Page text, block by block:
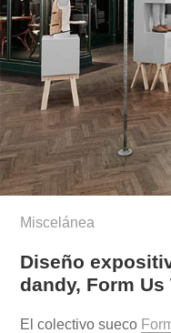
Miscelánea
Diseño
dandy, Form
El colectivo sueco